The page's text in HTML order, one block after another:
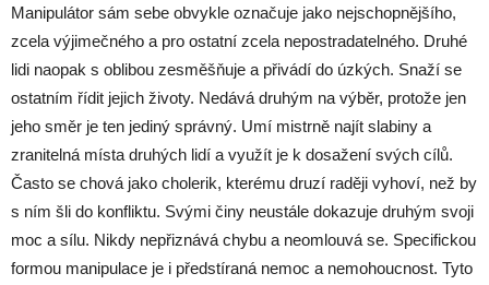
Manipulátor sám sebe obvykle označuje jako nejschopnějšího,
zcela výjimečného a pro ostatní zcela nepostradatelného. Druhé
lidi naopak s oblibou zesměšňuje a přivádí do úzkých. Snaží se
ostatním řídit jejich životy. Nedává druhým na výběr, protože jen
jeho směr je ten jediný správný. Umí mistrně najít slabiny a
zranitelná místa druhých lidí a využít je k dosažení svých cílů.
Často se chová jako cholerik, kterému druzí raději vyhoví, než by
s ním šli do konfliktu. Svými činy neustále dokazuje druhým svoji
moc a sílu. Nikdy nepřiznává chybu a neomlouvá se. Specifickou
formou manipulace je i předstíraná nemoc a nemohoucnost. Tyto